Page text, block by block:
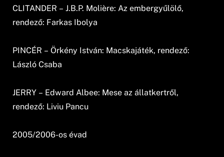
CLITANDER – J.B.P. Molière: Az embergyűlölő,
rendező: Farkas Ibolya
PINCÉR – Örkény István: Macskajáték, rendező:
László Csaba
JERRY – Edward Albee: Mese az állatkertről,
rendező: Liviu Pancu
2005/2006-os évad